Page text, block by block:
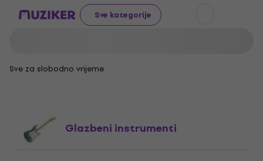
Sve kategorije
Sve za slobodno vrijeme
Glazbeni instrumenti